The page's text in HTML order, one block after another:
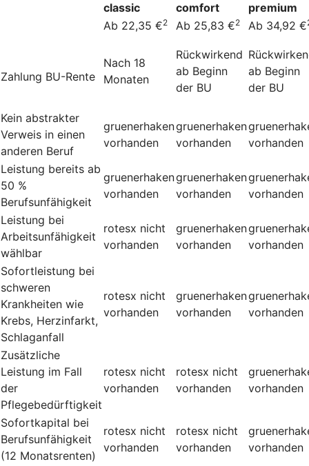
classic comfort
premium
Ab 22,35 €2 Ab 25,83 €2 Ab 34,92 €
Zahlung BU-Rente
Nach 18
Monaten
Rückwirkend
ab Beginn
der BU
ab Beginn
der BU
Kein abstrakter
Verweis in einen
anderen Beruf
gruenerhaken
vorhanden
gruenerhaken
vorhanden
vorhanden
Leistung bereits ab
50 %
Berufsunfähigkeit
gruenerhaken
vorhanden
gruenerhaken
vorhanden
vorhanden
Leistung bei
Arbeitsunfähigkeit
wählbar
rotesx nicht
vorhanden
gruenerhaken
vorhanden
vorhanden
Sofortleistung bei
schweren
Krankheiten wie
Krebs, Herzinfarkt,
Schlaganfall
rotesx nicht
vorhanden
gruenerhaken
vorhanden
vorhanden
Zusätzliche
Leistung im Fall
der
Pflegebedürftigkeit
rotesx nicht
vorhanden
rotesx nicht
vorhanden
vorhanden
Sofortkapital bei
Berufsunfähigkeit
(12 Monatsrenten)
rotesx nicht
vorhanden
rotesx nicht
vorhanden
vorhanden